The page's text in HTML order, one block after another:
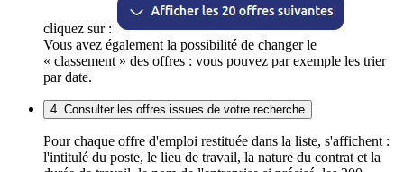
cliquez sur :
Vous avez également la possibilité de changer le
« classement » des offres : vous pouvez par exemple les trier
par date.
4. Consulter les offres issues de votre recherche
Pour chaque offre d'emploi restituée dans la liste, s'affichent :
l'intitulé du poste, le lieu de travail, la nature du contrat et la